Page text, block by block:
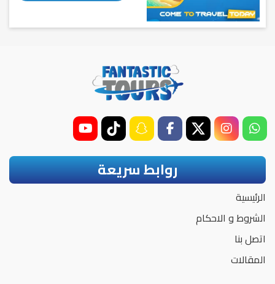
روابط سريعة
الرئيسية
الشروط و الاحكام
اتصل بنا
المقالات